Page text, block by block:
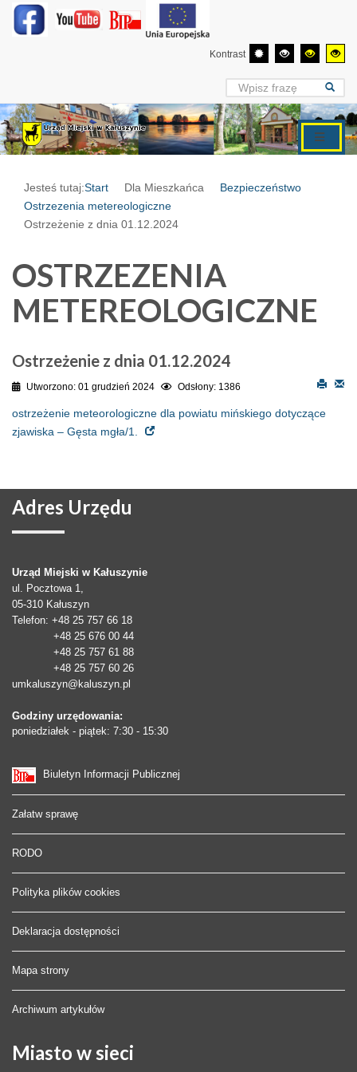
Kontrast
Jesteś tutaj:Start Dla Mieszkańca
Bezpieczeństwo
Ostrzezenia metereologiczne
Ostrzeżenie z dnia 01.12.2024
OSTRZEZENIA
METEREOLOGICZNE
Ostrzeżenie z dnia 01.12.2024
Utworzono: 01 grudzień 2024 Odsłony: 1386
ostrzeżenie meteorologiczne dla powiatu mińskiego dotyczące
zjawiska – Gęsta mgła/1.
Adres Urzędu
Urząd Miejski w Kałuszynie
ul. Pocztowa 1,
05-310 Kałuszyn
Telefon: +48 25 757 66 18
+48 25 676 00 44
+48 25 757 61 88
+48 25 757 60 26
umkaluszyn@kaluszyn.pl
Godziny urzędowania:
poniedziałek - piątek: 7:30 - 15:30
Biuletyn Informacji Publicznej
Załatw sprawę
RODO
Polityka plików cookies
Deklaracja dostępności
Mapa strony
Archiwum artykułów
Miasto w sieci